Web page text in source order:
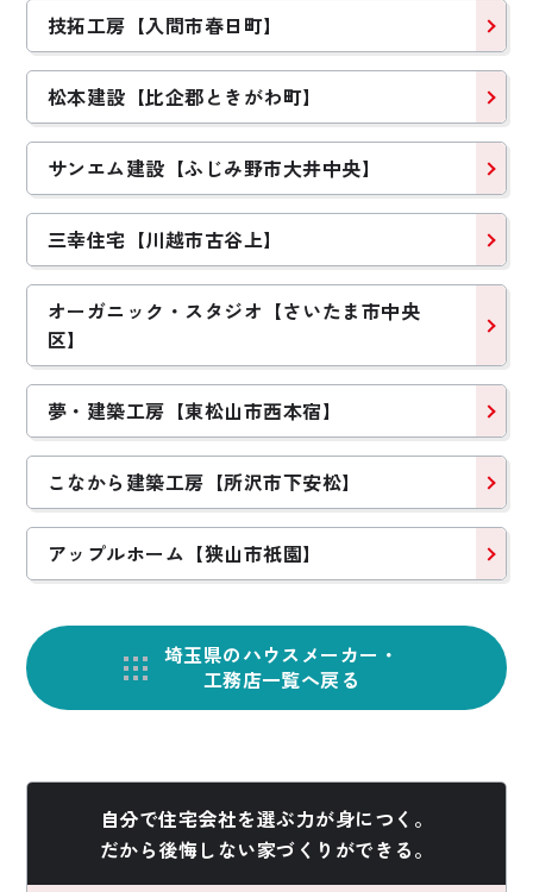
技拓工房【入間市春日町】
松本建設【比企郡ときがわ町】
サンエム建設【ふじみ野市大井中央】
三幸住宅【川越市古谷上】
オーガニック・スタジオ【さいたま市中央
区】
夢・建築工房【東松山市西本宿】
こなから建築工房【所沢市下安松】
アップルホーム【狭山市祇園】
埼玉県のハウスメーカー・
工務店一覧へ戻る
自分で住宅会社を選ぶ力が身につく。
だから後悔しない家づくりができる。